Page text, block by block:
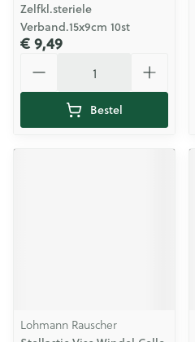
Zelfkl.steriele
Verband.15x9cm 10st
€ 9,49
Bestel
Lohmann Rauscher